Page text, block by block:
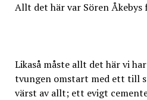
Allt det här var Sören
Likaså måste allt det här vi
tvungen omstart med ett till
värst av allt; ett evigt